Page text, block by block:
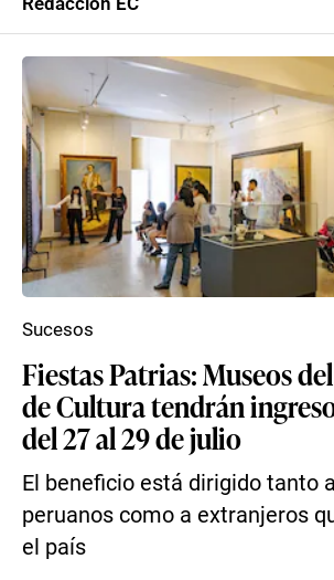
Fiestas Patrias: Museos
de Cultura tendrán
del 27 al 29 de julio
El beneficio está dirigido tanto
peruanos como a extranjeros
el país
Sucesos